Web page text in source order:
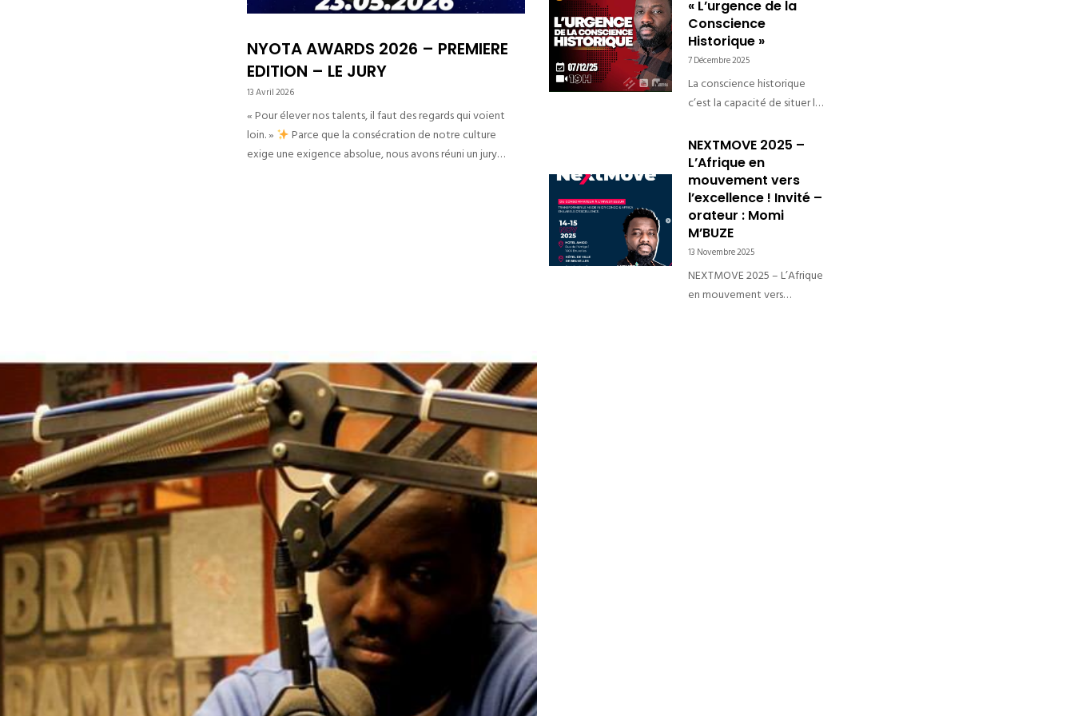
NYOTA AWARDS 2026 – PREMIERE
EDITION – LE JURY
13 Avril 2026
« Pour élever nos talents, il faut des regards qui voient
loin. »
Parce que la consécration de notre culture
exige une exigence absolue, nous avons réuni un jury…
M’Buze sera parmi les
panélistes de l’événement «
Femmes, Contraintes et
Résistances » le 21 mars…
« L’urgence de la
Conscience
Historique »
7 Décembre 2025
La conscience historique
c’est la capacité de situer le
perspective temporelle, en
comprenant l’influence du
passé sur soi et sur la société,
et en projetant cette
compréhension…
NEXTMOVE 2025 –
L’Afrique en
mouvement vers
l’excellence ! Invité –
orateur : Momi
M’BUZE
13 Novembre 2025
NEXTMOVE 2025 – L’Afrique
en mouvement vers